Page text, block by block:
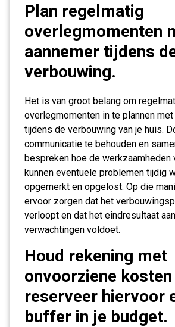
Plan regelmatig
overlegmomenten
aannemer tijdens
verbouwing.
Het is van groot belang om
overlegmomenten in te plannen
tijdens de verbouwing van je huis.
communicatie te behouden en
bespreken hoe de werkzaamheden
kunnen eventuele problemen tijdig
opgemerkt en opgelost. Op die
ervoor zorgen dat het
verloopt en dat het eindresultaat
verwachtingen voldoet.
Houd rekening met
onvoorziene kosten
reserveer hiervoor
buffer in je budget.